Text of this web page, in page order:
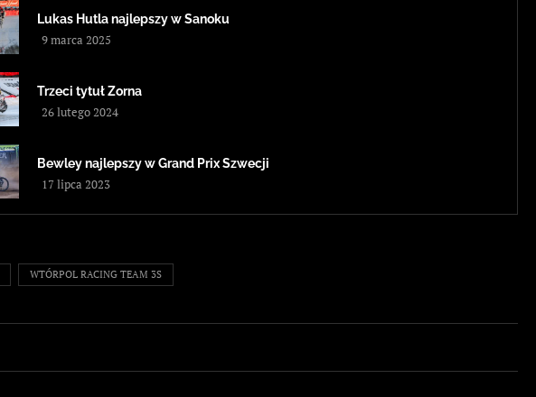
Lukas Hutla najlepszy w Sanoku
9 marca 2025
Trzeci tytuł Zorna
26 lutego 2024
Bewley najlepszy w Grand Prix Szwecji
17 lipca 2023
WTÓRPOL RACING TEAM 3S